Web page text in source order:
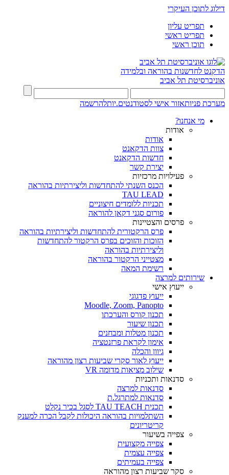
דילוג לתוכן העיקרי
תפריט עליון
תפריט ראשי
תוכן ראשי
הדקנט לחדשנות בהוראה ובלמידה
אוניברסיטת תל אביב
מערכת פניותאזור אישי לסטודנטים.יותלהרשמה
מי אנחנו?
אודות
אודות
צוות הדקאנט
חדשות הדקאנט
יצירת קשר
פעילויות מרכזיות
הכנס השנתי להתחדשות וליצירתיות בהוראה
TAU LEAD
תכניות ללומדים חיצוניים
פורום סגני דקאן להוראה
פרסים והצטיינות
פרס הרקטורית להתחדשות וליצירתיות בהוראה
הזוכות והזוכים בפרס הרקטור להתחדשות
וליצירתיות בהוראה
מצטייני הרקטור בהוראה
רשימת המאה
שירותים למרצה
ייעוץ אישי
ייעוץ פדגוגי
Moodle, Zoom, Panopto
תכנון קורס והערכתו
תכנון שיעור
תכנון מטלות ומבחנים
אימון לקראת פרזנטציה
גיוון והכלה
ייעוץ לאור סקרי שביעות רצון מהוראה
שילוב מציאות מדומה VR
סדנאות ותכניות
סדנאות למרצה
סדנאות למתרגל.ת
תכנית TAU TEACH לסגל בכיר נקלט
השתלמויות בהוראה היכולות לקבל הכרה למענק
קריטריונים
צפייה בשיעור
צפייה מקצועית
צפייה עצמית
צפייה בעמיתים
סקר שביעות רצון מהוראה